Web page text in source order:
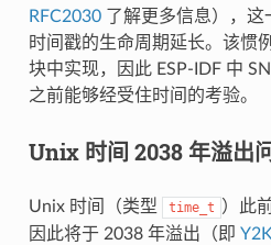
RFC2030了解更多信息），这
时间戳的生命周期延长。该惯
块中实现，因此 ESP-IDF 中
之前能够经受住时间的考验。
Unix 时间 2038 年溢出
Unix 时间（类型 time_t
）此
因此将于 2038 年溢出（即